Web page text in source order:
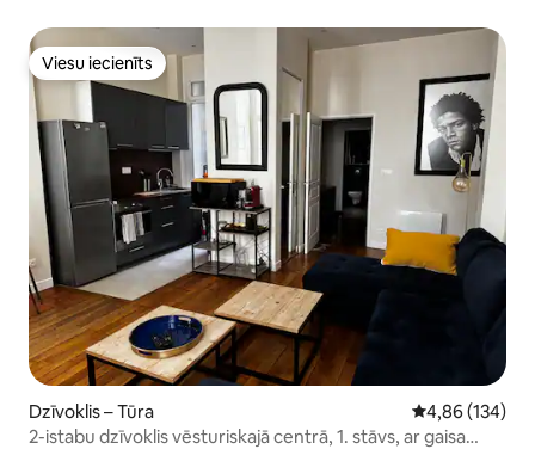
Viesu iecienīts
Viesu iecienīts
Dzīvoklis – Tūra Vidējais
4,86 (134)
2-istabu dzīvoklis vēsturiskajā centrā, 1. stāvs, ar gaisa